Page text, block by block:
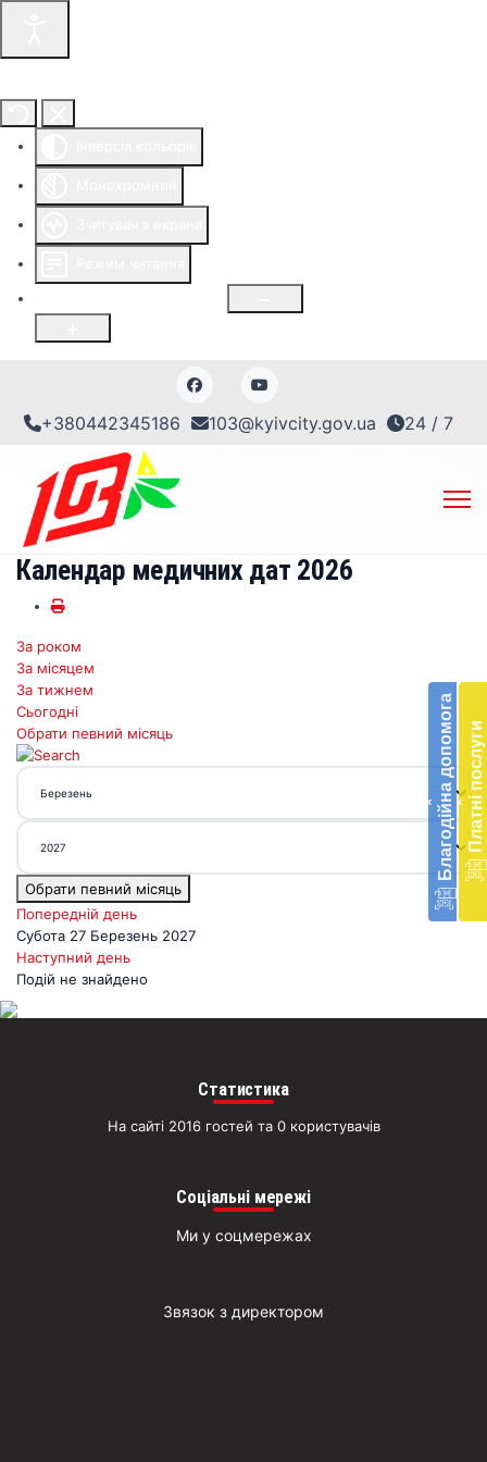
+380442345186 103@kyivcity.gov.ua 24 / 7
‹ Благодійна допомогав
‹ Платні послуги
Календар медичних дат 2026
За роком
За місяцем
За тижнем
Сьогодні
Обрати певний місяць
Обрати певний місяць
Попередній день
Субота 27 Березень 2027
Наступний день
Подій не знайдено
Статистика
На сайті 2016 гостей та 0 користувачів
Соціальні мережі
Ми у соцмережах
Звязок з директором